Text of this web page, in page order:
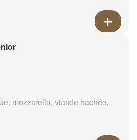
mozzarella, viande hachée,